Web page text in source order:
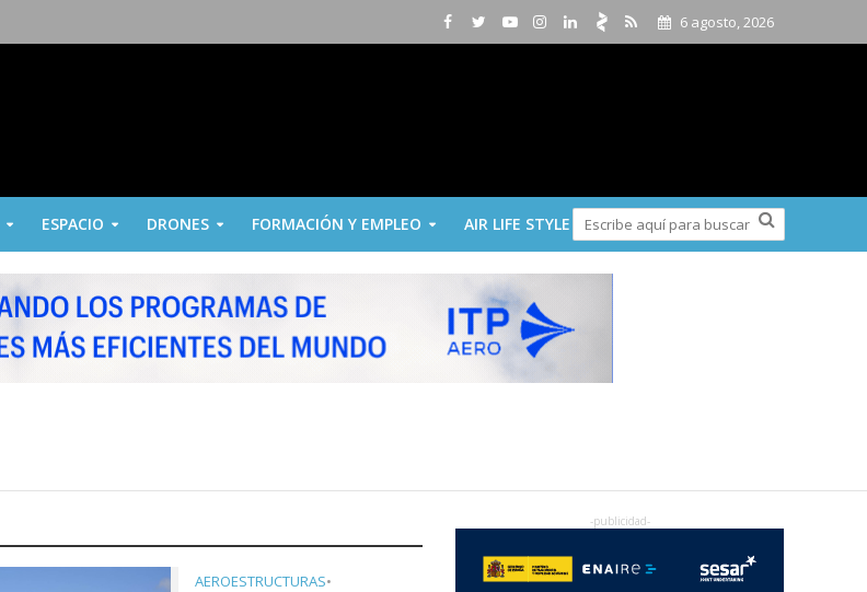
6 agosto, 2026
ESPACIO DRONES FORMACIÓN Y EMPLEO AIR LIFE STYLE
AEROESTRUCTURAS•